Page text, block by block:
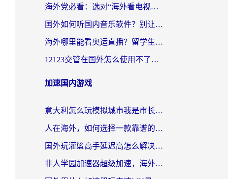
海外党必看：选对“海外看电视剧软件”，再也不用愁国内剧刷不了
国外如何听国内音乐软件？别让地域限制，断了你的中文歌单
海外哪里能看奥运直播？留学生&海外华人必看的体育赛事观赛终极指南
12123交管在国外怎么使用不了？海外华人必看的无缝访问国内资源指南
加速国内游戏
意大利怎么玩模拟城市我是市长？海外党国服游戏加速终极攻略（附三国3量子特攻解决办法）
人在海外，如何选择一款靠谱的玩剑灵2加速器？
国外玩灌篮高手延迟高怎么解决？海外玩家国服游戏加速终极指南
非人学园加速器超级加速，海外玩家重返国服的通行证